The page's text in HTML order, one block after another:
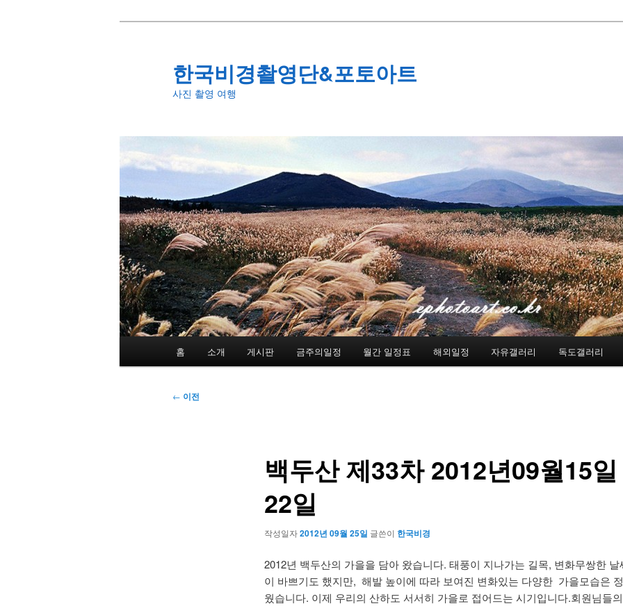
한국비경촬영단&포토아트
사진 촬영 여행
홈 소개 게시판 금주의일정 월간 일정표 해외일정 자유갤러리 독도갤러리
글
← 이전
백두산 제33차 2012년09월15
22일
작성일자2012년 09월 25일 글쓴이 한국비경
2012년 백두산의 가을을 담아 왔습니다. 태풍이 지나가는 길목, 변화무쌍한 날
이 바쁘기도 했지만, 해발 높이에 따라 보여진 변화있는 다양한 가을모습은
웠습니다. 이제 우리의 산하도 서서히 가을로 접어드는 시기입니다.회원님들